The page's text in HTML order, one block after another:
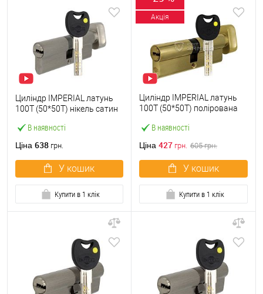
В наявності
Циліндр IMPERIAL латунь
100T (50*50T) нікель сатин
Ціна 638 грн.
У кошик
Купити в 1 клік
Акція
В наявності
Циліндр IMPERIAL латунь
100T (50*50T) полірована
Ціна 427 грн. 605грн.
У кошик
Купити в 1 клік